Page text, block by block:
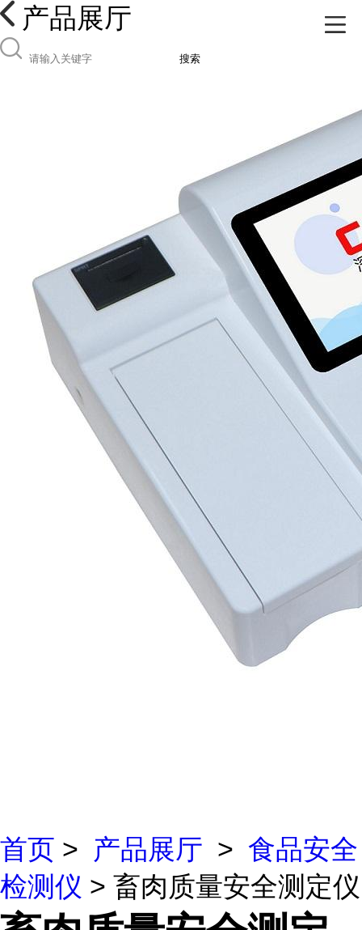
产品展厅
搜索
首页 > 产品展厅 > 食品安全
检测仪 > 畜肉质量安全测定仪